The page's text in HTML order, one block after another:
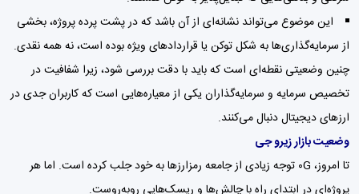
این موضوع می‌تواند نشانه‌ای از آن باشد که در پشت پرده پروژه، بخشی
از سرمایه‌گذاری‌ها به شکل توکن یا قراردادهای ویژه بوده است، نه همه نقدی.
چنین وضعیتی نقطه‌ای است که باید با دقت بررسی شود، زیرا شفافیت در
تخصیص سرمایه و سرمایه‌گذاران یکی از معیاره‌هایی است که کاربران جدی در
ارزهای دیجیتال دنبال می‌کنند.
وضعیت بازار زیرو جی
تا امروز، ۰G توجه زیادی از جامعه رمزارزها به خود جلب کرده است. اما هر
پروژه‌ای در ابتدای راه با چالش‌ها و ریسک‌هایی روبه‌روست.